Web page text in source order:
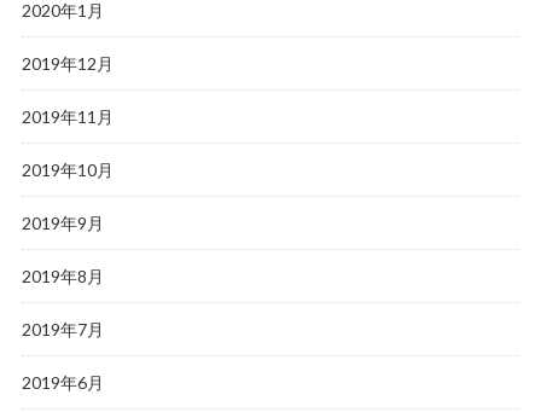
2020年1月
2019年12月
2019年11月
2019年10月
2019年9月
2019年8月
2019年7月
2019年6月